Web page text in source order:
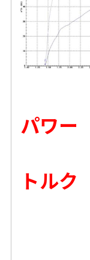
パワ
トル